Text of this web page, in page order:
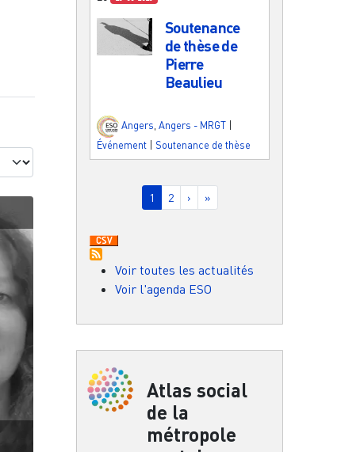
Soutenance
de thèse de
Pierre
Beaulieu
Angers Angers - MRGT
Événement | Soutenance de thèse
Pagination
Page courante
1 Page
2 Page suivante
› Dernière page
»
Voir toutes les actualités
Voir l'agenda ESO
Atlas social
de la
métropole